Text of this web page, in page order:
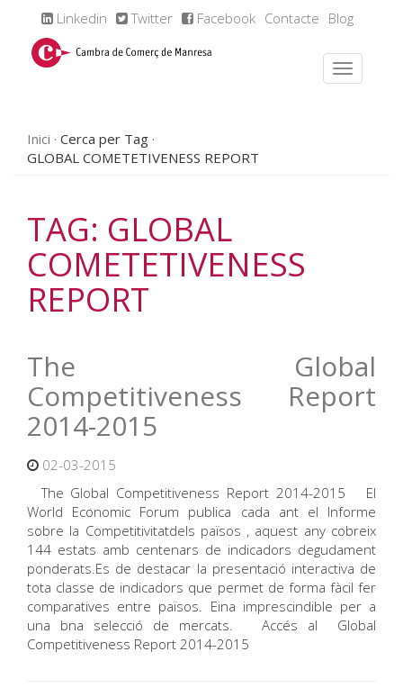
Linkedin Twitter Facebook Contacte Blog
Inici Cerca per Tag
GLOBAL COMETETIVENESS REPORT
TAG: GLOBAL
COMETETIVENESS
REPORT
The Global
Competitiveness Report
2014-2015
02-03-2015
The Global Competitiveness Report 2014-2015 El
World Economic Forum publica cada ant el Informe
sobre la Competitivitatdels països , aquest any cobreix
144 estats amb centenars de indicadors degudament
ponderats.Es de destacar la presentació interactiva de
tota classe de indicadors que permet de forma fàcil fer
comparatives entre països. Eina imprescindible per a
una bna selecció de mercats. Accés al Global
Competitiveness Report 2014-2015